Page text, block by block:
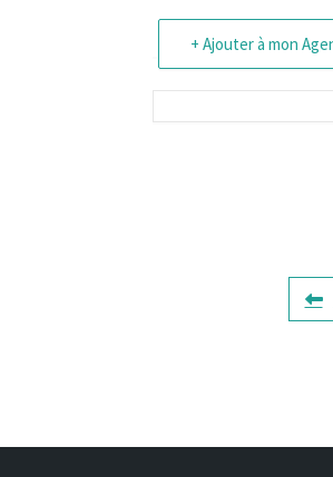
+ Ajouter à mon